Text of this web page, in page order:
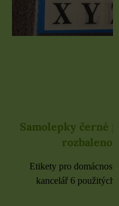
Samolepky černé
rozbaleno
Etikety pro
kancelář 6 použitých